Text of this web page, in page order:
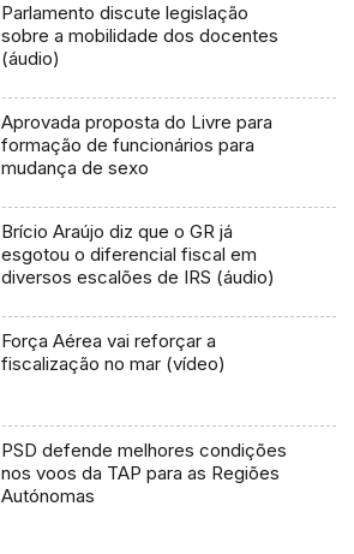
Parlamento discute legislação
sobre a mobilidade dos docentes
(áudio)
Aprovada proposta do Livre para
formação de funcionários para
mudança de sexo
Brício Araújo diz que o GR já
esgotou o diferencial fiscal em
diversos escalões de IRS (áudio)
Força Aérea vai reforçar a
fiscalização no mar (vídeo)
PSD defende melhores condições
nos voos da TAP para as Regiões
Autónomas